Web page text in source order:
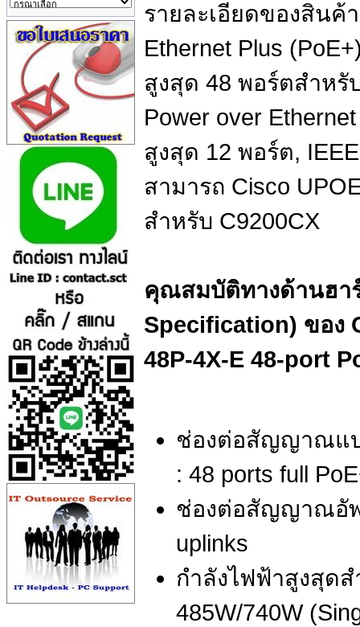
รายละเอียดของสินค้
Ethernet Plus
สูงสุด 48 พอร์ตสำหรั
Power over
สูงสุด 12 พอร์ต,
สามารถ Cisco
สำหรับ C9200CX
คุณสมบัติทางด้านฮา
Specification) ของ
48P-4X-E 48-port
ช่องต่อสัญญาณแบ
: 48 ports full
ช่องต่อสัญญาณอัพ
uplinks
กำลังไฟฟ้าสูงสุด
485W/740W